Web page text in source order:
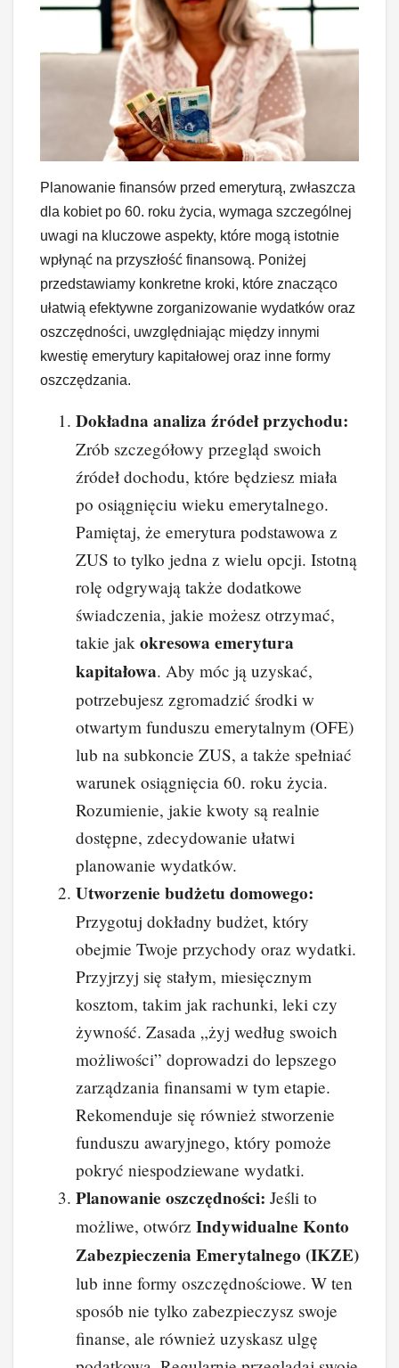
Planowanie finansów przed emeryturą, zwłaszcza
dla kobiet po 60. roku życia, wymaga szczególnej
uwagi na kluczowe aspekty, które mogą istotnie
wpłynąć na przyszłość finansową. Poniżej
przedstawiamy konkretne kroki, które znacząco
ułatwią efektywne zorganizowanie wydatków oraz
oszczędności, uwzględniając między innymi
kwestię emerytury kapitałowej oraz inne formy
oszczędzania.
Dokładna analiza źródeł przychodu:
Zrób szczegółowy przegląd swoich
źródeł dochodu, które będziesz miała
po osiągnięciu wieku emerytalnego.
Pamiętaj, że emerytura podstawowa z
ZUS to tylko jedna z wielu opcji. Istotną
rolę odgrywają także dodatkowe
świadczenia, jakie możesz otrzymać,
takie jak okresowa emerytura
kapitałowa. Aby móc ją uzyskać,
potrzebujesz zgromadzić środki w
otwartym funduszu emerytalnym (OFE)
lub na subkoncie ZUS, a także spełniać
warunek osiągnięcia 60. roku życia.
Rozumienie, jakie kwoty są realnie
dostępne, zdecydowanie ułatwi
planowanie wydatków.
Utworzenie budżetu domowego:
Przygotuj dokładny budżet, który
obejmie Twoje przychody oraz wydatki.
Przyjrzyj się stałym, miesięcznym
kosztom, takim jak rachunki, leki czy
żywność. Zasada „żyj według swoich
możliwości” doprowadzi do lepszego
zarządzania finansami w tym etapie.
Rekomenduje się również stworzenie
funduszu awaryjnego, który pomoże
pokryć niespodziewane wydatki.
Planowanie oszczędności: Jeśli to
możliwe, otwórz Indywidualne Konto
Zabezpieczenia Emerytalnego (IKZE)
lub inne formy oszczędnościowe. W ten
sposób nie tylko zabezpieczysz swoje
finanse, ale również uzyskasz ulgę